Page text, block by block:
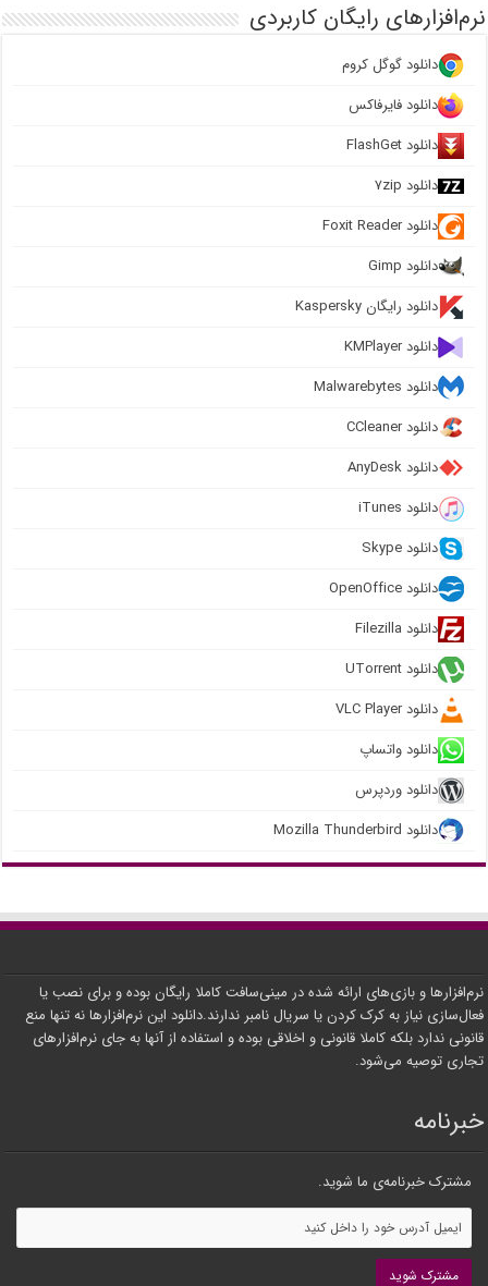
نرم‌افزارهای رایگان کاربردی
دانلود گوگل کروم
دانلود فایرفاکس
دانلود FlashGet
دانلود ۷zip
دانلود Foxit Reader
دانلود Gimp
دانلود رایگان Kaspersky
دانلود KMPlayer
دانلود Malwarebytes
دانلود CCleaner
دانلود AnyDesk
دانلود iTunes
دانلود Skype
دانلود OpenOffice
دانلود Filezilla
دانلود UTorrent
دانلود VLC Player
دانلود واتساپ
دانلود وردپرس
دانلود Mozilla Thunderbird
نرم‌افزارها و بازی‌های ارائه شده در مینی‌سافت کاملا رایگان بوده و برای نصب یا
فعال‌سازی نیاز به کرک کردن یا سریال نامبر ندارند.دانلود این نرم‌افزارها نه تنها منع
قانونی ندارد بلکه کاملا قانونی و اخلاقی بوده و استفاده از آنها به جای نرم‌افزارهای
تجاری توصیه می‌شود.
خبرنامه
مشترک خبرنامه‌ی ما شوید.